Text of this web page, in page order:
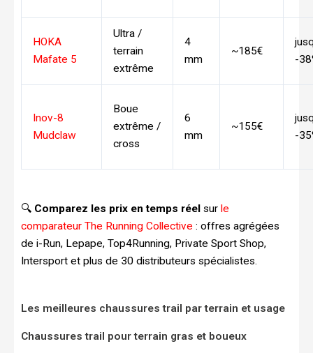
HOKA
Mafate 5
Ultra /
terrain
extrême
4
mm
~185€
-
Inov-8
Mudclaw
Boue
extrême /
cross
6
mm
~155€
-
🔍 Comparez les prix en temps réel sur le
comparateur The Running Collective : offres agrégées
de i-Run, Lepape, Top4Running, Private Sport Shop,
Intersport et plus de 30 distributeurs spécialistes.
Les meilleures chaussures trail par terrain et usage
Chaussures trail pour terrain gras et boueux